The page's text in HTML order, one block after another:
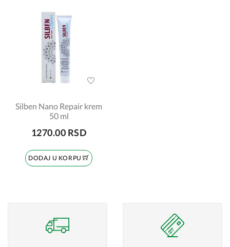
Silben Nano Repair krem
50 ml
1270.00 RSD
DODAJ U KORPU